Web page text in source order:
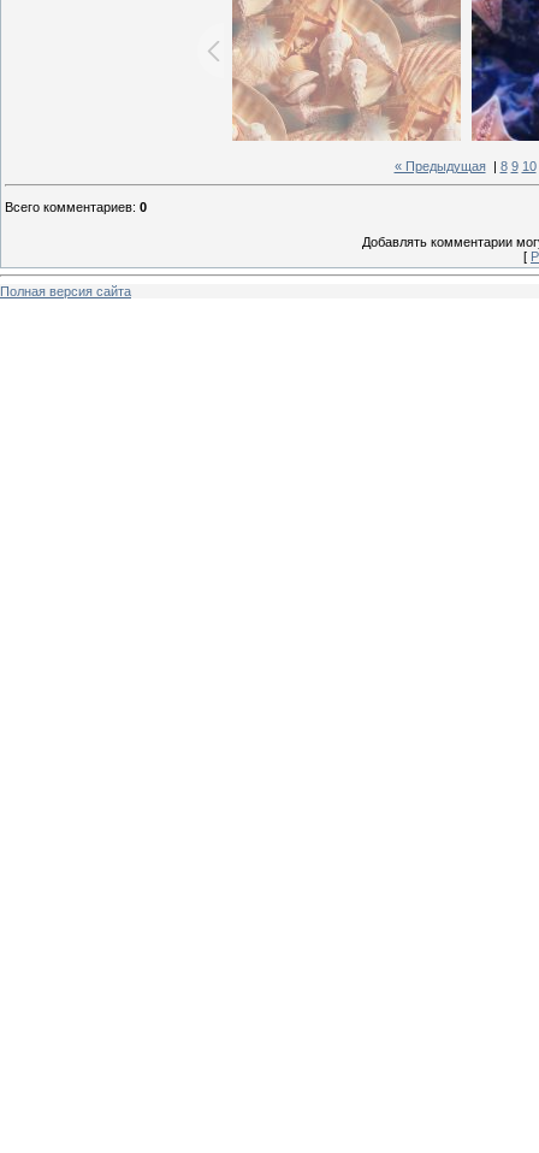
« Предыдущая| 8 9 10
Всего комментариев: 0
Добавлять комментарии
[
Полная версия сайта